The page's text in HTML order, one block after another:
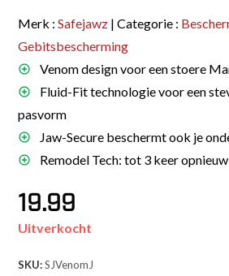
Merk :Safejawz | Categorie :
Gebitsbescherming
Venom design voor een stoere
Fluid-Fit technologie voor een
pasvorm
Jaw-Secure beschermt ook je
Remodel Tech: tot 3 keer
19.99
Uitverkocht
SKU:SJVenomJ